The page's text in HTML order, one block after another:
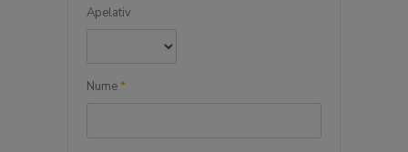
Apelativ
Nume*